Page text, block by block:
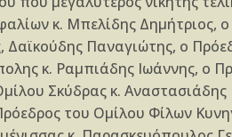
κ. Μπελίδης Δημήτριος, ο
Παναγιώτης, ο
κ. Ραμπιάδης Ιωάννης, ο
Σκύδρας κ. Αναστασιάδης
του Ομίλου Φίλων